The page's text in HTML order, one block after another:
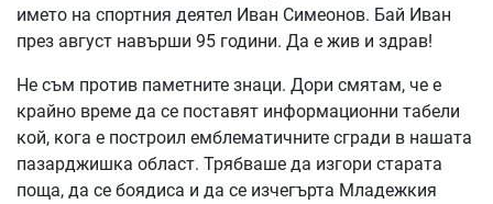
името на спортния деятел Иван Симеонов. Бай Иван
през август навърши 95 години. Да е жив и здрав!
Не съм против паметните знаци. Дори смятам, че е
крайно време да се поставят информационни табели
кой, кога е построил емблематичните сгради в нашата
пазарджишка област. Трябваше да изгори старата
поща, да се боядиса и да се изчегърта Младежкия